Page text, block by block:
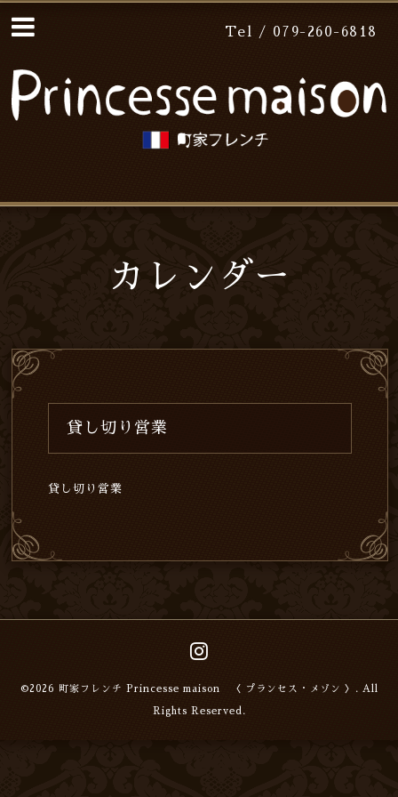
Tel / 079-260-6818
カレンダー
貸し切り営業
貸し切り営業
©2026 町家フレンチ Princesse maison 〈 プランセス・メゾン 〉 . All
Rights Reserved.